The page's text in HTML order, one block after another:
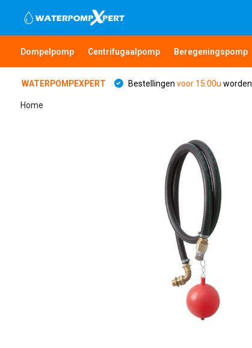
Dompelpomp Centrifugaalpomp Beregeningspomp
WATERPOMPEXPERT Bestellingen voor 15:00u worden
Home